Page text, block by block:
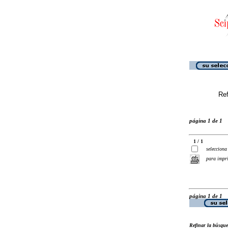
página 1 de 1
1 / 1
selecciona
para
página 1 de 1
Refinar la